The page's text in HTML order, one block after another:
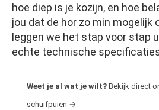
hoe diep is je kozijn, en hoe
jou dat de hor zo min mogelijk
leggen we het stap voor stap
echte technische
Weet je al wat je wilt? Bekijk direct
schuifpuien →